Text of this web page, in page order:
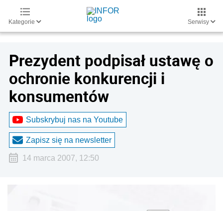
Kategorie Serwisy
Prezydent podpisał ustawę o
ochronie konkurencji i
konsumentów
Subskrybuj nas na Youtube
Zapisz się na newsletter
14 marca 2007, 12:50